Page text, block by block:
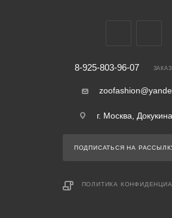
8-925-803-96-07
г. Москва,
ПОДПИСАТЬСЯ НА
ПОЛИТИКА